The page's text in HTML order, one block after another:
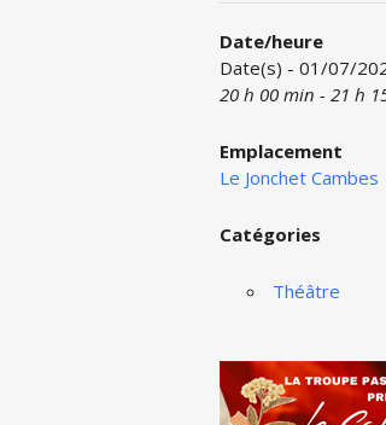
Date/heure
Date(s) - 01/07/
20 h 00 min - 21 h
Emplacement
Le Jonchet Cambes
Catégories
Théâtre